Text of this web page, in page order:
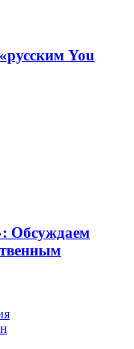
You
Обсуждаем